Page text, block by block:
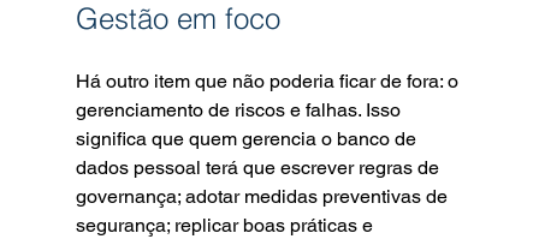
Gestão em foco
Há outro item que não poderia ficar de fora: o
gerenciamento de riscos e falhas. Isso
significa que quem gerencia o banco de
dados pessoal terá que escrever regras de
governança; adotar medidas preventivas de
segurança; replicar boas práticas e